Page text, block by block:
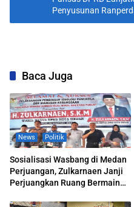
Penyusunan
dan Lanjut Usia
Baca Juga
News Politik
Sosialisasi Wasbang di Medan
Perjuangan, Zulkarnaen Janji
Perjuangkan Ruang Bermain